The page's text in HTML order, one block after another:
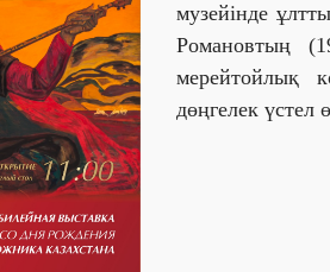
музейінде
Романовтың
мерейтойлық
дөңгелек үстел